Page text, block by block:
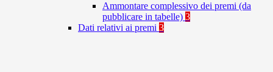
Ammontare complessivo dei premi (da
pubblicare in tabelle) 3
Dati relativi ai premi 3